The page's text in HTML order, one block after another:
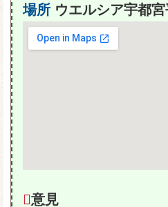
場所 ウエルシア宇都
意見